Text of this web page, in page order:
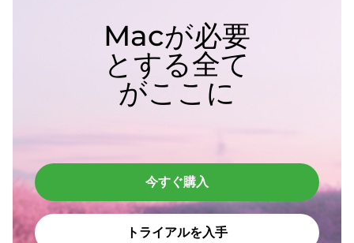
Macが必要
とする全て
がここに
今すぐ購入
トライアルを入手